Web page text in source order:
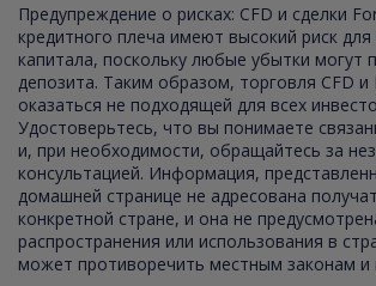
Предупреждение о рисках: CFD и сделки
кредитного плеча имеют высокий риск
капитала, поскольку любые убытки могут
депозита. Таким образом, торговля CFD
оказаться не подходящей для всех
Удостоверьтесь, что вы понимаете
и, при необходимости, обращайтесь за
консультацией. Информация,
домашней странице не адресована
конкретной стране, и она не
распространения или использования в
может противоречить местным законам и